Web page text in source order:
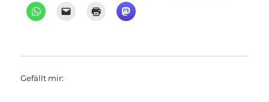
Gefällt mir: